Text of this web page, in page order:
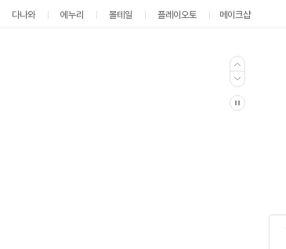
다나와 에누리 몰테일 플레이오토 메이크샵